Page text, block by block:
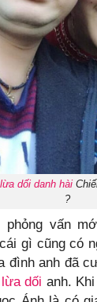
lừa dối danh hài
?
phỏng vấn
gì cũng có
đình anh đã
lừa dối anh.